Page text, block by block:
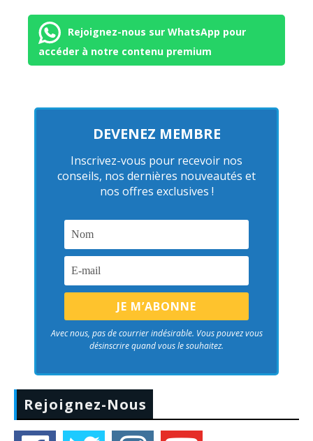
Rejoignez-nous sur WhatsApp pour
accéder à notre contenu premium
DEVENEZ MEMBRE
Inscrivez-vous pour recevoir nos
conseils, nos dernières nouveautés et
nos offres exclusives !
Avec nous, pas de courrier indésirable. Vous pouvez vous
désinscrire quand vous le souhaitez.
Rejoignez-Nous